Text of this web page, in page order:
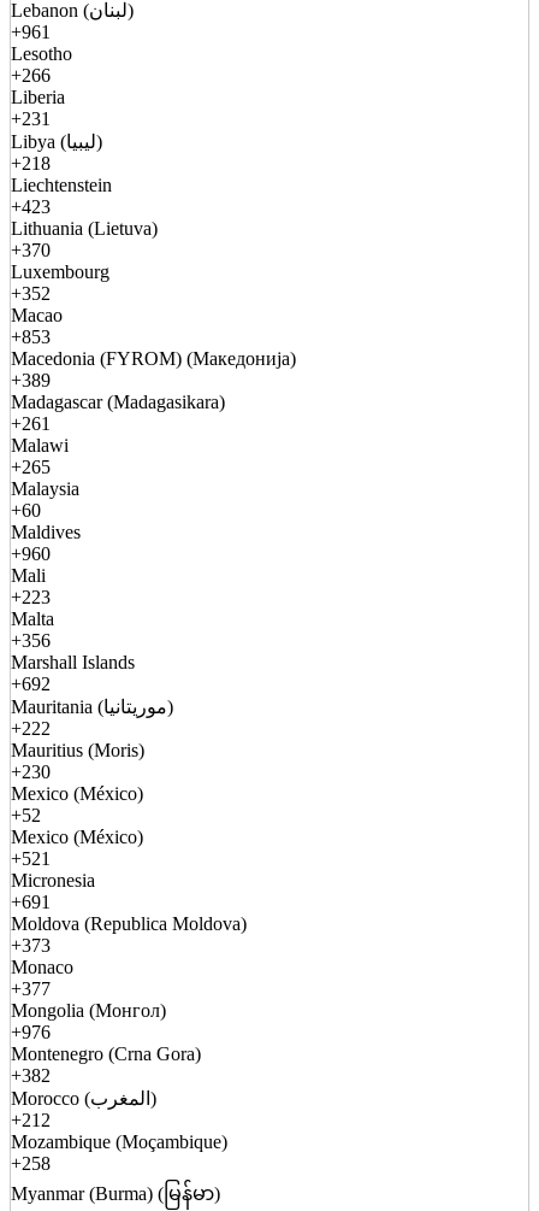
Lebanon (لبنان)
+961
Lesotho
+266
Liberia
+231
Libya (ليبيا)
+218
Liechtenstein
+423
Lithuania (Lietuva)
+370
Luxembourg
+352
Macao
+853
Macedonia (FYROM) (Македонија)
+389
Madagascar (Madagasikara)
+261
Malawi
+265
Malaysia
+60
Maldives
+960
Mali
+223
Malta
+356
Marshall Islands
+692
Mauritania (موريتانيا)
+222
Mauritius (Moris)
+230
Mexico (México)
+52
Mexico (México)
+521
Micronesia
+691
Moldova (Republica Moldova)
+373
Monaco
+377
Mongolia (Монгол)
+976
Montenegro (Crna Gora)
+382
Morocco (المغرب)
+212
Mozambique (Moçambique)
+258
Myanmar (Burma) (မြန်မာ)